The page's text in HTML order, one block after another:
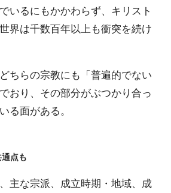
いるにもかかわらず、キリスト
界は千数百年以上も衝突を続け
ちらの宗教にも「普遍的でない
おり、その部分がぶつかり合っ
る面がある。
点も
主な宗派、成立時期・地域、成